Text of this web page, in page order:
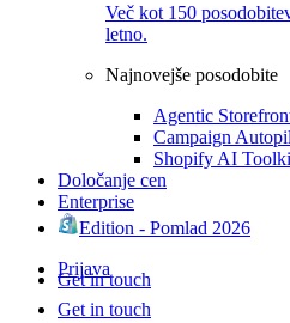
Več kot 150
letno.
Najnovejše posodobite
Agentic
Campaign
Shopify AI
Določanje cen
Enterprise
Edition - Pomlad 2026
Prijava
Get in touch
Get in touch